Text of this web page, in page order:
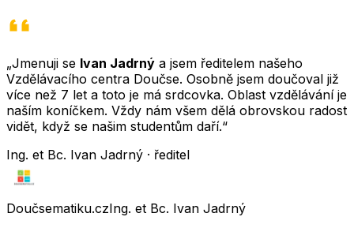
„Jmenuji se Ivan Jadrný a jsem ředitelem našeho
Vzdělávacího centra Doučse. Osobně jsem doučoval již
více než 7 let a toto je má srdcovka. Oblast vzdělávání je
naším koníčkem. Vždy nám všem dělá obrovskou radost
vidět, když se našim studentům daří.“
Ing. et Bc. Ivan Jadrný · ředitel
Doučsematiku.czIng. et Bc. Ivan Jadrný